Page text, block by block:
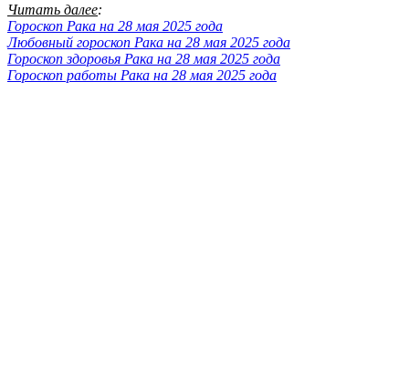
Читать далее:
Гороскоп Рака на 28 мая 2025 года
Любовный гороскоп Рака на 28 мая 2025 года
Гороскоп здоровья Рака на 28 мая 2025 года
Гороскоп работы Рака на 28 мая 2025 года